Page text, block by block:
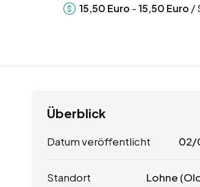
15,50 Euro -15,50 Euro /
Überblick
Datum veröffentlicht 02/
Standort Lohne